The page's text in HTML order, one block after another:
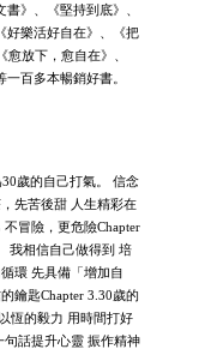
書》、《堅持到底》、
好樂活好自在》、《把
放下，愈自在》、
一百多本暢銷好書。
歲的自己打氣。 信念
先苦後甜 人生精彩在
冒險，更危險Chapter
我相信自己做得到 培
環 先具備「增加自
鑰匙Chapter 3.30歲的
恆的毅力 用時間打好
話提升心靈 振作精神